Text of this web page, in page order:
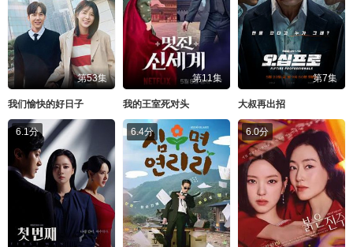
第53集
我们愉快的好日子
第11集
我的王室死对头
第7集
大叔再出招
6.1分 6.4分 6.0分